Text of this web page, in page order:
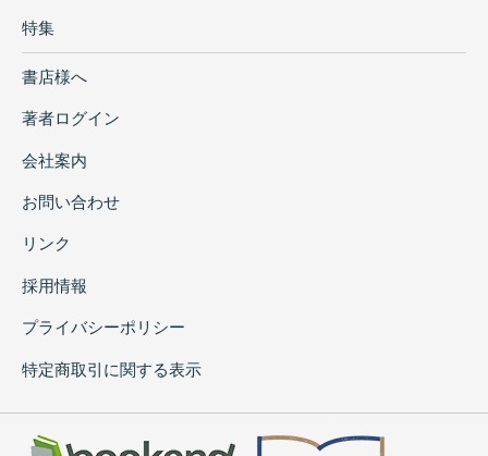
特集
書店様へ
著者ログイン
会社案内
お問い合わせ
リンク
採用情報
プライバシーポリシー
特定商取引に関する表示